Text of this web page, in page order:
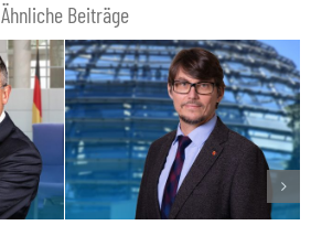
Ähnliche Beiträge